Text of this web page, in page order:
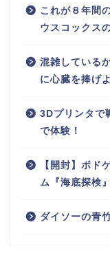
これが８年間
ウスコックス
混雑している
に心臓を捧げ
3Dプリンタで
で体験！
【開封】ボド
ム『海底探検』
ダイソーの青